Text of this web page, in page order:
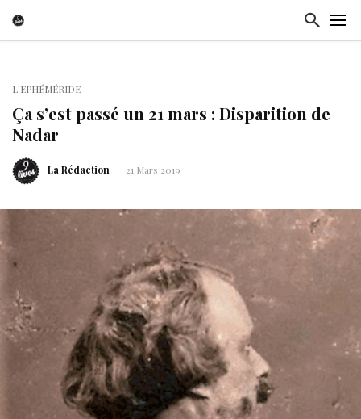
L'EPHÉMÉRIDE
Ça s’est passé un 21 mars : Disparition de
Nadar
La Rédaction 21 Mars 2019